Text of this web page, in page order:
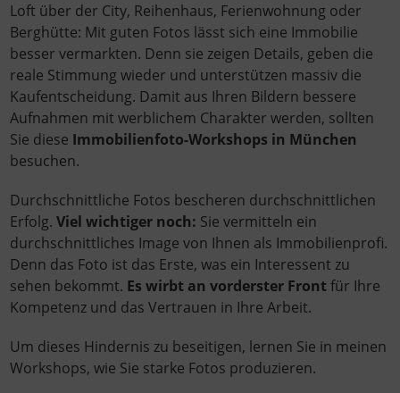
Loft über der City, Reihenhaus, Ferienwohnung oder
Berghütte: Mit guten Fotos lässt sich eine Immobilie
besser vermarkten. Denn sie zeigen Details, geben die
reale Stimmung wieder und unterstützen massiv die
Kaufentscheidung. Damit aus Ihren Bildern bessere
Aufnahmen mit werblichem Charakter werden, sollten
Sie diese Immobilienfoto-Workshops in München
besuchen.
Durchschnittliche Fotos bescheren durchschnittlichen
Erfolg.Viel wichtiger noch: Sie vermitteln ein
durchschnittliches Image von Ihnen als Immobilienprofi.
Denn das Foto ist das Erste, was ein Interessent zu
sehen bekommt. Es wirbt an vorderster Frontfür Ihre
Kompetenz und das Vertrauen in Ihre Arbeit.
Um dieses Hindernis zu beseitigen, lernen Sie in meinen
Workshops, wie Sie starke Fotos produzieren.